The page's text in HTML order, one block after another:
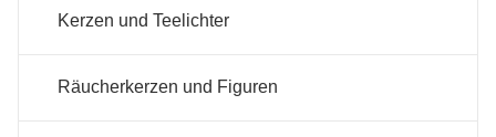
Kerzen und Teelichter
Räucherkerzen und Figuren